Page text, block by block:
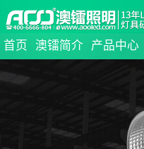
首页 澳镭简介 产品中心